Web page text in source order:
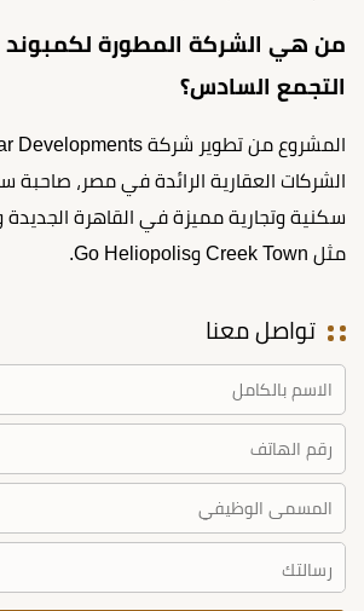
من هي الشركة المطورة
التجمع السادس؟
الشركات العقارية الرائدة في مصر،
سكنية وتجارية مميزة في القاهرة الجديدة
مثل Creek Town وGo Heliopolis.
تواصل معنا